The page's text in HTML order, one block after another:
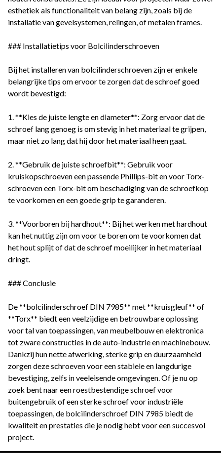
esthetiek als functionaliteit van belang zijn, zoals bij de
installatie van gevelsystemen, relingen, of metalen frames.
### Installatietips voor Bolcilinderschroeven
Bij het installeren van bolcilinderschroeven zijn er enkele
belangrijke tips om ervoor te zorgen dat de schroef goed
wordt bevestigd:
1. **Kies de juiste lengte en diameter**: Zorg ervoor dat de
schroef lang genoeg is om stevig in het materiaal te grijpen,
maar niet zo lang dat hij door het materiaal heen gaat.
2. **Gebruik de juiste schroefbit**: Gebruik voor
kruiskopschroeven een passende Phillips-bit en voor Torx-
schroeven een Torx-bit om beschadiging van de schroefkop
te voorkomen en een goede grip te garanderen.
3. **Voorboren bij hardhout**: Bij het werken met hardhout
kan het nuttig zijn om voor te boren om te voorkomen dat
het hout splijt of dat de schroef moeilijker in het materiaal
dringt.
### Conclusie
De **bolcilinderschroef DIN 7985** met **kruisgleuf** of
**Torx** biedt een veelzijdige en betrouwbare oplossing
voor tal van toepassingen, van meubelbouw en elektronica
tot zware constructies in de auto-industrie en machinebouw.
Dankzij hun nette afwerking, sterke grip en duurzaamheid
zorgen deze schroeven voor een stabiele en langdurige
bevestiging, zelfs in veeleisende omgevingen. Of je nu op
zoek bent naar een roestbestendige schroef voor
buitengebruik of een sterke schroef voor industriële
toepassingen, de bolcilinderschroef DIN 7985 biedt de
kwaliteit en prestaties die je nodig hebt voor een succesvol
project.